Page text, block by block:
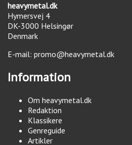
heavymetal.dk
Hymersvej 4
DK-3000 Helsingør
Denmark
E-mail: promo@heavymetal.dk
Information
Om heavymetal.dk
Redaktion
Klassikere
Genreguide
Artikler